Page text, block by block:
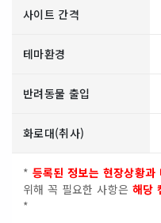
사이트 간격
테마환경
반려동물 출입
화로대(취사)
* 등록된 정보는 현장상황과
위해 꼭 필요한 사항은 해당
*